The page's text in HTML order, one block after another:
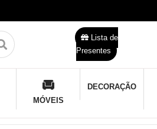
Lista de
Presentes
MÓVEIS
DECORAÇÃO